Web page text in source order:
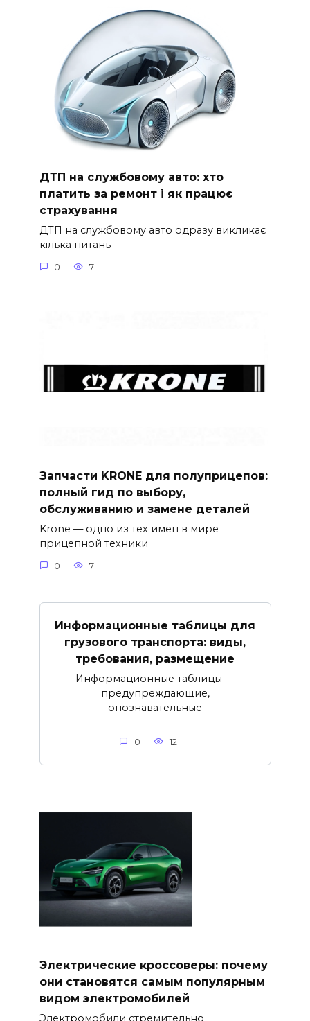
ДТП на службовому авто: хто
платить за ремонт і як працює
страхування
ДТП на службовому авто одразу викликає
кілька питань
0 7
Запчасти KRONE для полуприцепов:
полный гид по выбору,
обслуживанию и замене деталей
Krone — одно из тех имён в мире
прицепной техники
0 7
Информационные таблицы для
грузового транспорта: виды,
требования, размещение
Информационные таблицы —
предупреждающие,
опознавательные
0 12
Электрические кроссоверы: почему
они становятся самым популярным
видом электромобилей
Электромобили стремительно